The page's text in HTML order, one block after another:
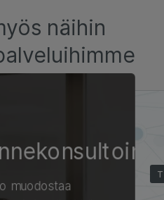
näihin
muodostaa